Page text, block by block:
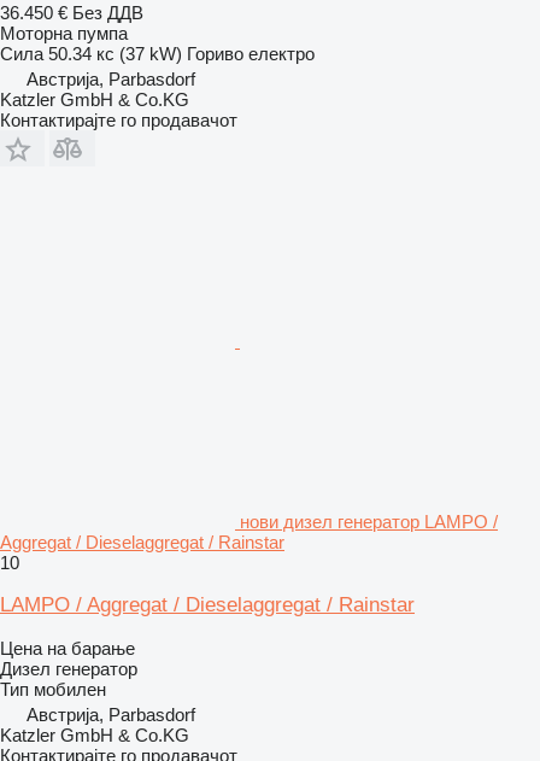
36.450 € Без ДДВ
Моторна пумпа
Сила 50.34 кс (37 kW) Гориво електро
Австрија, Parbasdorf
Katzler GmbH & Co.KG
Контактирајте го продавачот
нови дизел генератор LAMPO /
Aggregat / Dieselaggregat / Rainstar
10
LAMPO / Aggregat / Dieselaggregat / Rainstar
Цена на барање
Дизел генератор
Тип мобилен
Австрија, Parbasdorf
Katzler GmbH & Co.KG
Контактирајте го продавачот